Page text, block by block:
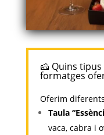
🧀 Quins
formatges
Oferim
Taula
vaca, cabra i